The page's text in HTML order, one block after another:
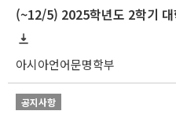
아시아언어문명학부
공지사항